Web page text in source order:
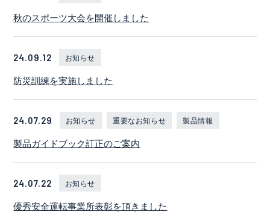
秋のスポーツ大会を開催しました
24.09.12 お知らせ
防災訓練を実施しました
24.07.29 お知らせ 重要なお知らせ 製品情報
製品ガイドブック訂正のご案内
24.07.22 お知らせ
優秀安全運転事業所表彰を頂きました